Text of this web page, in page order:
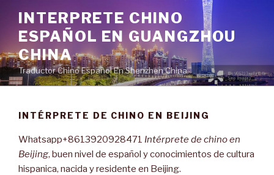
contenido
INTERPRETE CHINO
ESPAÑOL EN GUANGZHOU
CHINA
Traductor Chino Español En Shenzhen China
INTÉRPRETE DE CHINO EN BEIJING
Whatsapp+8613920928471 Intérprete de chino en
Beijing, buen nivel de español y conocimientos de cultura
hispanica, nacida y residente en Beijing.